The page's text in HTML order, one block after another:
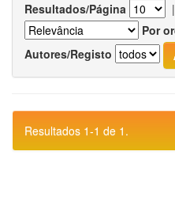
Resultados/Página |
Por
Autores/Registo
Resultados 1-1 de 1.